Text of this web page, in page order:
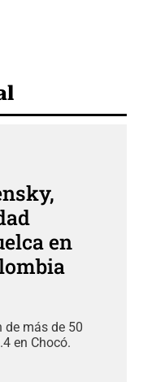
en
de más de 50
en Chocó.